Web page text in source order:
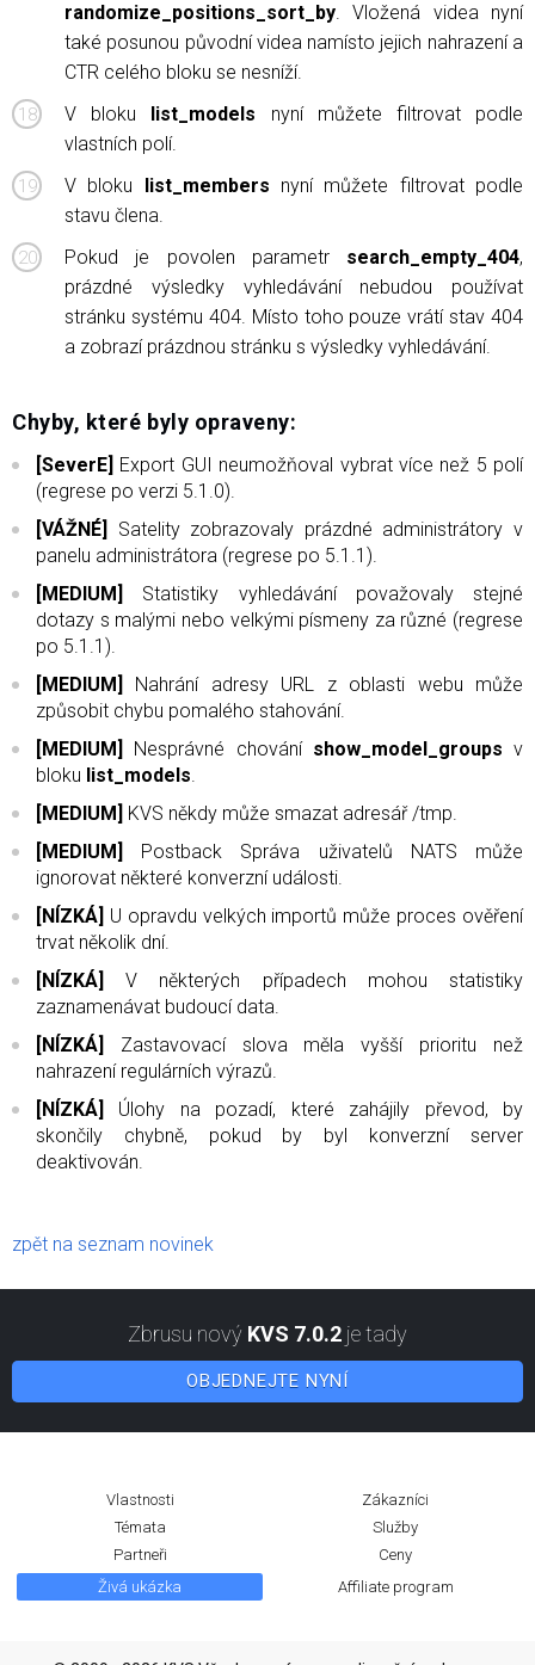
randomize_positions_sort_by. Vložená videa nyní
také posunou původní videa namísto jejich nahrazení a
CTR celého bloku se nesníží.
V bloku list_models nyní můžete filtrovat podle
vlastních polí.
V bloku list_members nyní můžete filtrovat podle
stavu člena.
Pokud je povolen parametr search_empty_404,
prázdné výsledky vyhledávání nebudou používat
stránku systému 404. Místo toho pouze vrátí stav 404
a zobrazí prázdnou stránku s výsledky vyhledávání.
Chyby, které byly opraveny:
[SeverE] Export GUI neumožňoval vybrat více než 5 polí
(regrese po verzi 5.1.0).
[VÁŽNÉ]
Satelity zobrazovaly prázdné administrátory v
panelu administrátora (regrese po 5.1.1).
[MEDIUM]
Statistiky vyhledávání považovaly stejné
dotazy s malými nebo velkými písmeny za různé (regrese
po 5.1.1).
[MEDIUM]
Nahrání adresy URL z oblasti webu může
způsobit chybu pomalého stahování.
[MEDIUM]
Nesprávné chování show_model_groups v
bloku list_models.
[MEDIUM] KVS někdy může smazat adresář /tmp.
[MEDIUM]
Postback Správa uživatelů NATS může
ignorovat některé konverzní události.
[NÍZKÁ] U opravdu velkých importů může proces ověření
trvat několik dní.
[NÍZKÁ]
V některých případech mohou statistiky
zaznamenávat budoucí data.
[NÍZKÁ]
Zastavovací slova měla vyšší prioritu než
nahrazení regulárních výrazů.
[NÍZKÁ]
Úlohy na pozadí, které zahájily převod, by
skončily chybně, pokud by byl konverzní server
deaktivován.
zpět na seznam novinek
Zbrusu nový KVS 7.0.2 je tady
OBJEDNEJTE NYNÍ
Vlastnosti
Zákazníci
Témata
Služby
Partneři
Ceny
Živá ukázka
Affiliate program